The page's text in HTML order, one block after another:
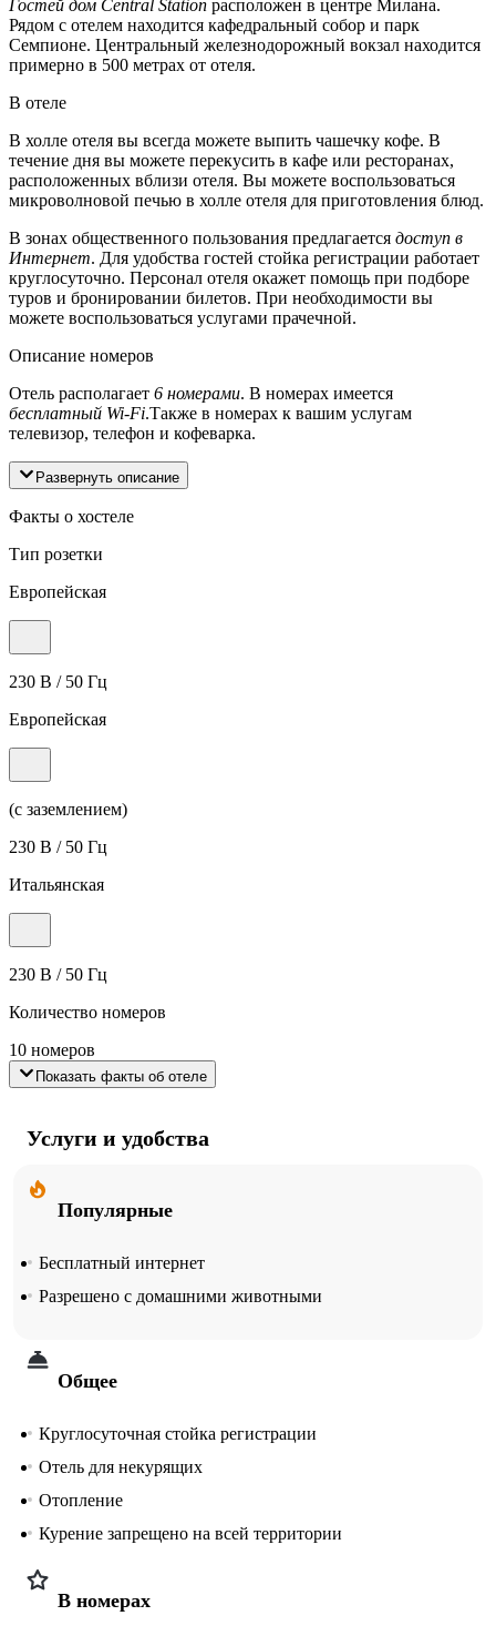
Гостей дом Central Station расположен в центре Милана.
Рядом с отелем находится кафедральный собор и парк
Семпионе. Центральный железнодорожный вокзал находится
примерно в 500 метрах от отеля.
В отеле
В холле отеля вы всегда можете выпить чашечку кофе. В
течение дня вы можете перекусить в кафе или ресторанах,
расположенных вблизи отеля. Вы можете воспользоваться
микроволновой печью в холле отеля для приготовления блюд.
В зонах общественного пользования предлагается доступ в
Интернет. Для удобства гостей стойка регистрации работает
круглосуточно. Персонал отеля окажет помощь при подборе
туров и бронировании билетов. При необходимости вы
можете воспользоваться услугами прачечной.
Описание номеров
Отель располагает 6 номерами. В номерах имеется
бесплатный Wi-Fi.Также в номерах к вашим услугам
телевизор, телефон и кофеварка.
Развернуть описание
Факты о хостеле
Тип розетки
Европейская
230 В / 50 Гц
Европейская
(с заземлением)
230 В / 50 Гц
Итальянская
230 В / 50 Гц
Количество номеров
10 номеров
Показать факты об отеле
Услуги и удобства
Популярные
Бесплатный интернет
Разрешено с домашними животными
Общее
Круглосуточная стойка регистрации
Отель для некурящих
Отопление
Курение запрещено на всей территории
В номерах